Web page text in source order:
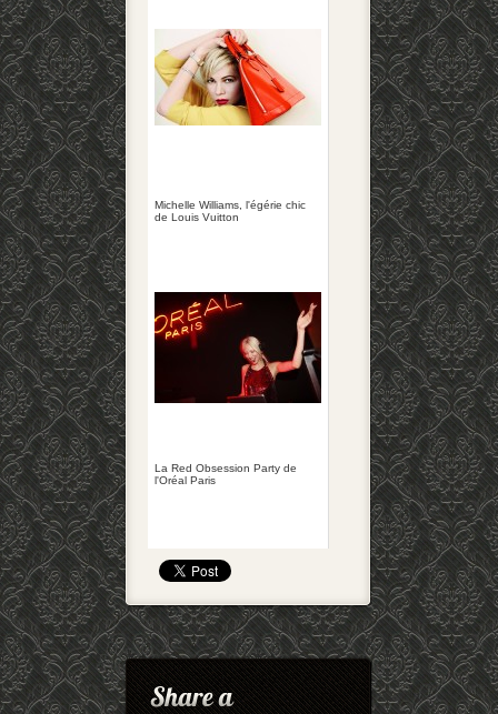
Michelle Williams, l'égérie chic
de Louis Vuitton
La Red Obsession Party de
l'Oréal Paris